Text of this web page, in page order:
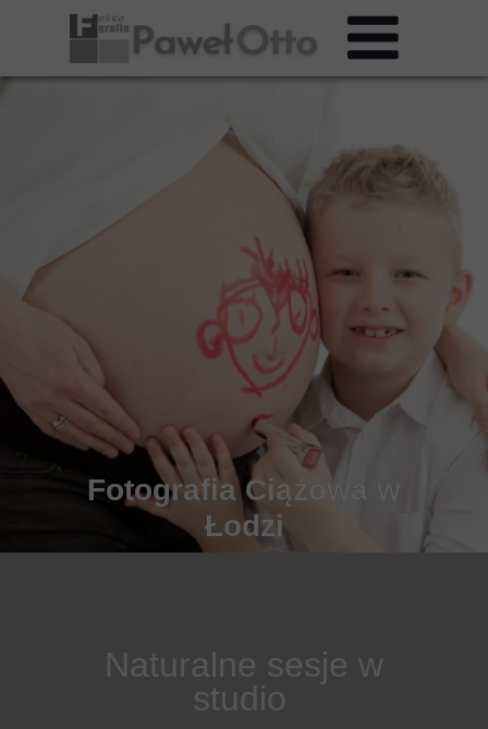
Fotografia Ciążowa w
Łodzi
Naturalne sesje w
studio